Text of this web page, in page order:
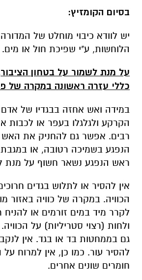
בסיום הקומזיץ:
יש לוודא כיבוי מוחלט של
הלוחשות, ע"י שפיכת חול או מים.
על מנת לשמור על בטחון
כללי עזרה ראשונה במקרה של
במידה ואש אחזה בבגדיו של
הקרקע ולגלגלו בעפר או לכבות
רבים. אפשר גם להחניק את האש
הנפגע בשמיכה רטובה, או
ראש הנפגע נשאר חשוף על מנת
אין להסיר או לתלוש בגדים
הכוויה. במקרה של כוויה באזור
לקרר מיד במים זורמים או להניח
ולחות (רצוי סטריליות) על
גם בממחטות בד או בגד. אין לנקב
להסיר עור. כמו כן, אין למרוח על
חומרים שונים אחרים.